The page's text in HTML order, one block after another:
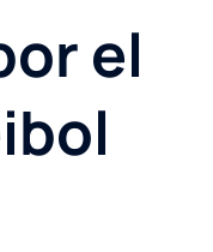
el